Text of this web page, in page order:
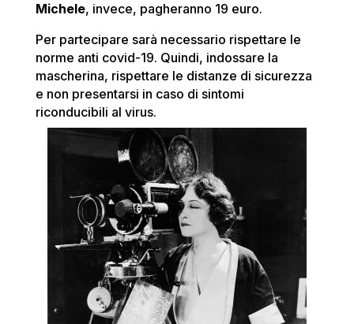
Michele, invece, pagheranno 19 euro.
Per partecipare sarà necessario rispettare le
norme anti covid-19. Quindi, indossare la
mascherina, rispettare le distanze di sicurezza
e non presentarsi in caso di sintomi
riconducibili al virus.